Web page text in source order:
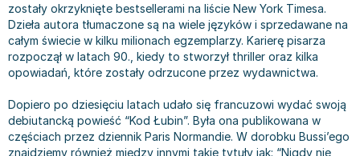
Szkoła zawodowa
Książki militarne
Książki: Prawo
Inne
Książki: Prawo administracyjne
Książki: Prawo cywilne
Książki: Prawo finansowe
Książki: Prawo karne
Science Fiction - książki
Książki kryminały
Książki z poezją, aforyzmami i dramaty
Książki dramaty
Książki humorystyczne i aforyzmy
Tomiki poezji
Książki o sztuce
Książki dla dzieci do 2 lat
Książki: bajki dla dzieci do 2 lat
Do kąpieli i zabawy
Kolorowanki i książki do naklejania do 2 lat
Książki grające, z puzzlami i magnesami do 2 lat
Obrazki kontrastowe dla niemowląt
Poznawanie świata dla dzieci do 2 lat - książki
Mapy - Polska
Mapy - Świat
Przewodniki turystyczne
Przewodniki turystyczne - Polska
Przewodniki turystyczne - Świat
Książki: Zdrowie, rodzina, związki
Książki: Rodzina, związki
Camilla Läckberg
Jan Kochanowski
Henning Mankell
Beata Pawlikowska
L.J. Smith
Diana Palmer
Bear Grylls
zostały okrzyknięte bestsellerami na liście New York Timesa.
Dzieła autora tłumaczone są na wiele języków i sprzedawane na
całym świecie w kilku milionach egzemplarzy. Karierę pisarza
rozpoczął w latach 90., kiedy to stworzył thriller oraz kilka
opowiadań, które zostały odrzucone przez wydawnictwa.
Dopiero po dziesięciu latach udało się francuzowi wydać swoją
debiutancką powieść “Kod Łubin”. Była ona publikowana w
częściach przez dziennik Paris Normandie. W dorobku Bussi’ego
znajdziemy również między innymi takie tytuły jak: “Nigdy nie